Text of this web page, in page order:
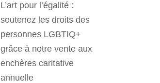
L’art pour l’égalité :
soutenez les droits des
personnes LGBTIQ+
grâce à notre vente aux
enchères caritative
annuelle